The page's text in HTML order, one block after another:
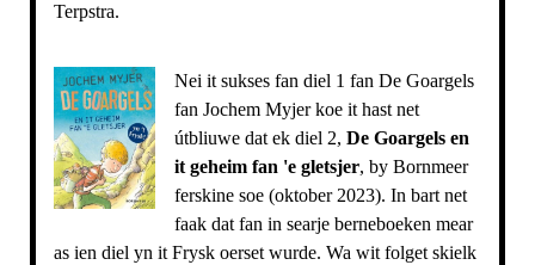
Terpstra.
Nei it sukses fan diel 1 fan De Goargels
fan Jochem Myjer koe it hast net
útbliuwe dat ek diel 2, De Goargels en
it geheim fan 'e gletsjer, by Bornmeer
ferskine soe (oktober 2023). In bart net
faak dat fan in searje berneboeken mear
as ien diel yn it Frysk oerset wurde. Wa wit folget skielk